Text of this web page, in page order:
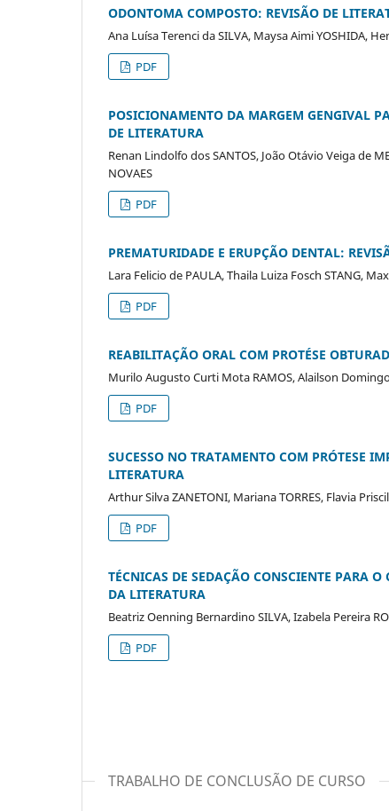
ODONTOMA COMPOSTO: REVISÃO DE
Ana Luísa Terenci da SILVA, Maysa Aimi YOSHIDA,
PDF
POSICIONAMENTO DA MARGEM GENGIVAL
DE LITERATURA
Renan Lindolfo dos SANTOS, João Otávio Veiga de
NOVAES
PDF
PREMATURIDADE E ERUPÇÃO DENTAL:
Lara Felicio de PAULA, Thaila Luiza Fosch STANG,
PDF
REABILITAÇÃO ORAL COM PROTÉSE
Murilo Augusto Curti Mota RAMOS, Alailson
PDF
SUCESSO NO TRATAMENTO COM PRÓTESE
LITERATURA
Arthur Silva ZANETONI, Mariana TORRES, Flavia
PDF
TÉCNICAS DE SEDAÇÃO CONSCIENTE PARA
DA LITERATURA
Beatriz Oenning Bernardino SILVA, Izabela Pereira
PDF
TRABALHO DE CONCLUSÃO DE CURSO